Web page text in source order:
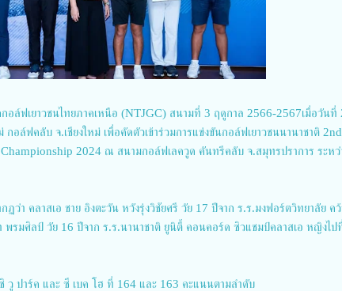
กอล์ฟเยาวชนไทยภาคเหนือ (NTJGC) สนามที่ 3 ฤดูกาล 2566-2567เมื่อวันที่
อล์ฟคลับ จ.เชียงใหม่ เพื่อคัดตัวเข้าร่วมการแข่งขันกอล์ฟเยาวชนนานาชาติ 2nd
2024 ณ สนามกอล์ฟเลควูด คันทรีคลับ จ.สมุทรปราการ ระหว่
ว่า คลาสเอ ชาย อิงตะวัน หวังรุ่งวิชัยศรี วัย 17 ปีจาก ร.ร.มงฟอร์ตวิทยาลัย ค
พรมศิลป์ วัย 16 ปีจาก ร.ร.นานาชาติ ยูนิตี้ คอนคอร์ด ซิวแชมป์คลาสเอ หญิงไป
วู ปาร์ค และ ซี เบค โฮ ที่ 164 และ 163 คะแนนตามลำดับ